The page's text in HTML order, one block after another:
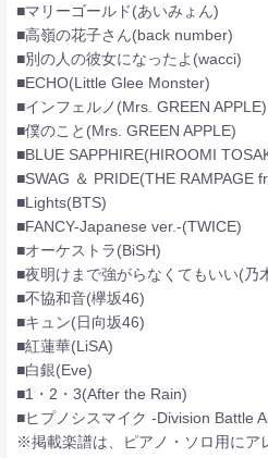
■マリーゴールド(あいみょん)
■高嶺の花子さん(back number)
■別の人の彼女になったよ(wacci)
■ECHO(Little Glee Monster)
■インフェルノ(Mrs. GREEN APPLE)
■僕のこと(Mrs. GREEN APPLE)
■BLUE SAPPHIRE(HIROOMI
■SWAG ＆ PRIDE(THE RAMPAGE
■Lights(BTS)
■FANCY-Japanese ver.-(TWICE)
■オーケストラ(BiSH)
■夜明けまで強がらなくてもいい(乃
■不協和音(欅坂46)
■キュン(日向坂46)
■紅蓮華(LiSA)
■白銀(Eve)
■1・2・3(After the Rain)
■ヒプノシスマイク -Division Battle
※掲載楽譜は、ピアノ・ソロ用にア